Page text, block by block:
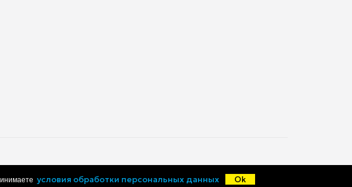
условия обработки персональных данных Ok